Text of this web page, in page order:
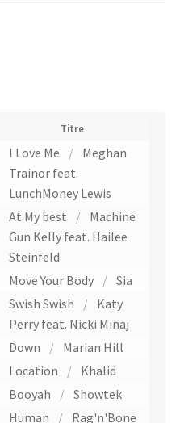
Titre
I Love Me /
Meghan
Trainor feat.
LunchMoney Lewis
At My best /
Machine
Gun Kelly feat. Hailee
Steinfeld
Move Your Body / Sia
Swish Swish /
Katy
Perry feat. Nicki Minaj
Down /
Marian Hill
Location /
Khalid
Booyah / Showtek
Human / Rag'n'Bone